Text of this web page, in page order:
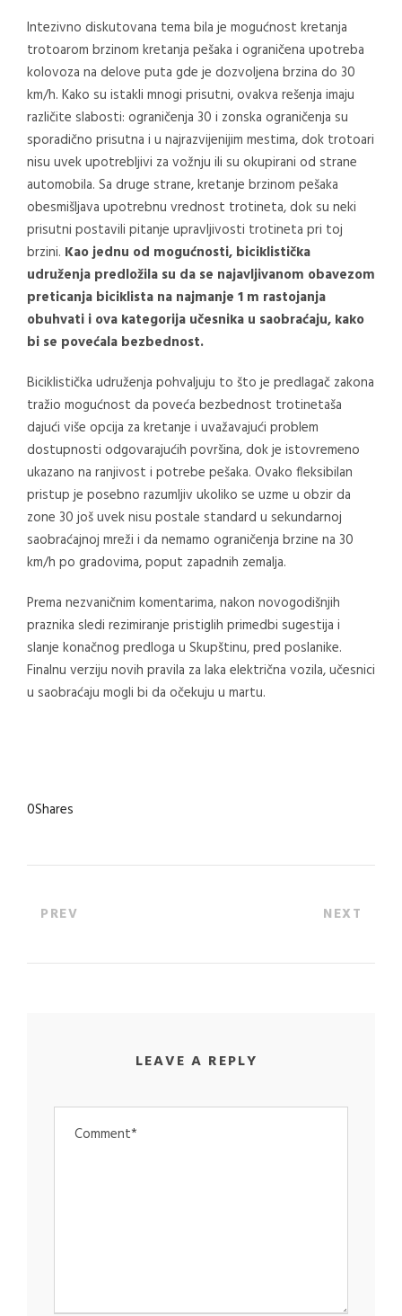
Intezivno diskutovana tema bila je mogućnost kretanja
trotoarom brzinom kretanja pešaka i ograničena upotreba
kolovoza na delove puta gde je dozvoljena brzina do 30
km/h. Kako su istakli mnogi prisutni, ovakva rešenja imaju
različite slabosti: ograničenja 30 i zonska ograničenja su
sporadično prisutna i u najrazvijenijim mestima, dok trotoari
nisu uvek upotrebljivi za vožnju ili su okupirani od strane
automobila. Sa druge strane, kretanje brzinom pešaka
obesmišljava upotrebnu vrednost trotineta, dok su neki
prisutni postavili pitanje upravljivosti trotineta pri toj
brzini. Kao jednu od mogućnosti, biciklistička
udruženja predložila su da se najavljivanom obavezom
preticanja biciklista na najmanje 1 m rastojanja
obuhvati i ova kategorija učesnika u saobraćaju, kako
bi se povećala bezbednost.
Biciklistička udruženja pohvaljuju to što je predlagač zakona
tražio mogućnost da poveća bezbednost trotinetaša
dajući više opcija za kretanje i uvažavajući problem
dostupnosti odgovarajućih površina, dok je istovremeno
ukazano na ranjivost i potrebe pešaka. Ovako fleksibilan
pristup je posebno razumljiv ukoliko se uzme u obzir da
zone 30 još uvek nisu postale standard u sekundarnoj
saobraćajnoj mreži i da nemamo ograničenja brzine na 30
km/h po gradovima, poput zapadnih zemalja.
Prema nezvaničnim komentarima, nakon novogodišnjih
praznika sledi rezimiranje pristiglih primedbi sugestija i
slanje konačnog predloga u Skupštinu, pred poslanike.
Finalnu verziju novih pravila za laka električna vozila, učesnici
u saobraćaju mogli bi da očekuju u martu.
0Shares
PREV NEXT
LEAVE A REPLY